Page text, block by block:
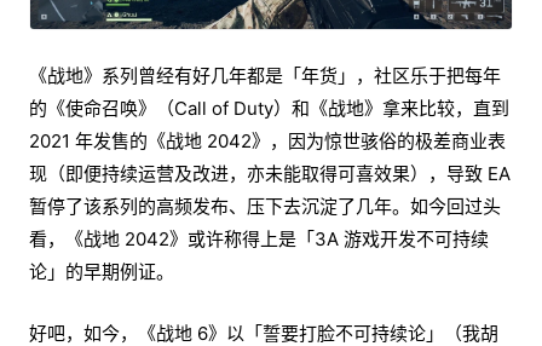
《战地》系列曾经有好几年都是「年货」，社区乐于把每年
的《使命召唤》（Call of Duty）和《战地》拿来比较，直到
2021 年发售的《战地 2042》，因为惊世骇俗的极差商业表
现（即便持续运营及改进，亦未能取得可喜效果），导致 EA
暂停了该系列的高频发布、压下去沉淀了几年。如今回过头
看，《战地 2042》或许称得上是「3A 游戏开发不可持续
论」的早期例证。
好吧，如今，《战地 6》以「誓要打脸不可持续论」（我胡